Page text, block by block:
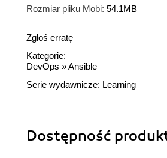
Rozmiar pliku Mobi: 54.1MB
Zgłoś erratę
Kategorie:
DevOps »Ansible
Serie wydawnicze: Learning
Dostępność